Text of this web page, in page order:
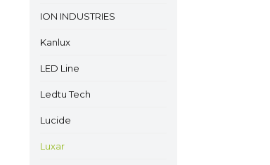
ION INDUSTRIES
Kanlux
LED Line
Ledtu Tech
Lucide
Luxar